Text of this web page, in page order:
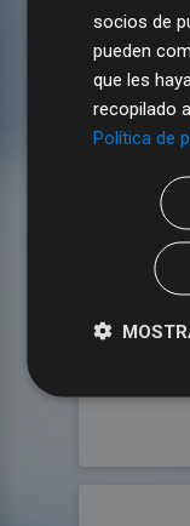
socios de
pueden
que les
recopilado
Política de